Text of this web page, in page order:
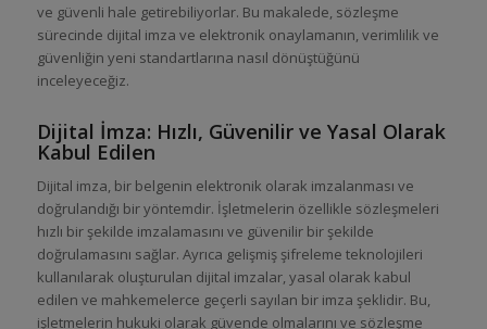
ve güvenli hale getirebiliyorlar. Bu makalede, sözleşme
sürecinde dijital imza ve elektronik onaylamanın, verimlilik ve
güvenliğin yeni standartlarına nasıl dönüştüğünü
inceleyeceğiz.
Dijital İmza: Hızlı, Güvenilir ve Yasal Olarak
Kabul Edilen
Dijital imza, bir belgenin elektronik olarak imzalanması ve
doğrulandığı bir yöntemdir. İşletmelerin özellikle sözleşmeleri
hızlı bir şekilde imzalamasını ve güvenilir bir şekilde
doğrulamasını sağlar. Ayrıca gelişmiş şifreleme teknolojileri
kullanılarak oluşturulan dijital imzalar, yasal olarak kabul
edilen ve mahkemelerce geçerli sayılan bir imza şeklidir. Bu,
işletmelerin hukuki olarak güvende olmalarını ve sözleşme